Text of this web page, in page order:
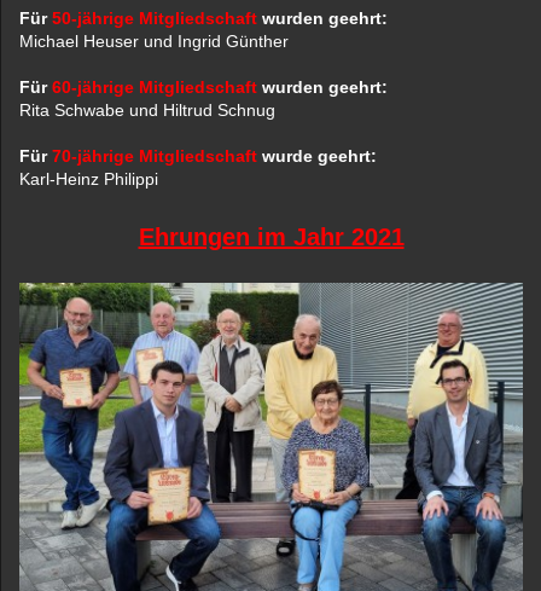
Für 50-jährige Mitgliedschaft wurden geehrt:
Michael Heuser und Ingrid Günther
Für 60-jährige Mitgliedschaft wurden geehrt:
Rita Schwabe und Hiltrud Schnug
Für 70-jährige Mitgliedschaft wurde geehrt:
Karl-Heinz Philippi
Ehrungen im Jahr 2021